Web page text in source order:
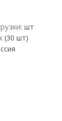
шт
(30 шт)